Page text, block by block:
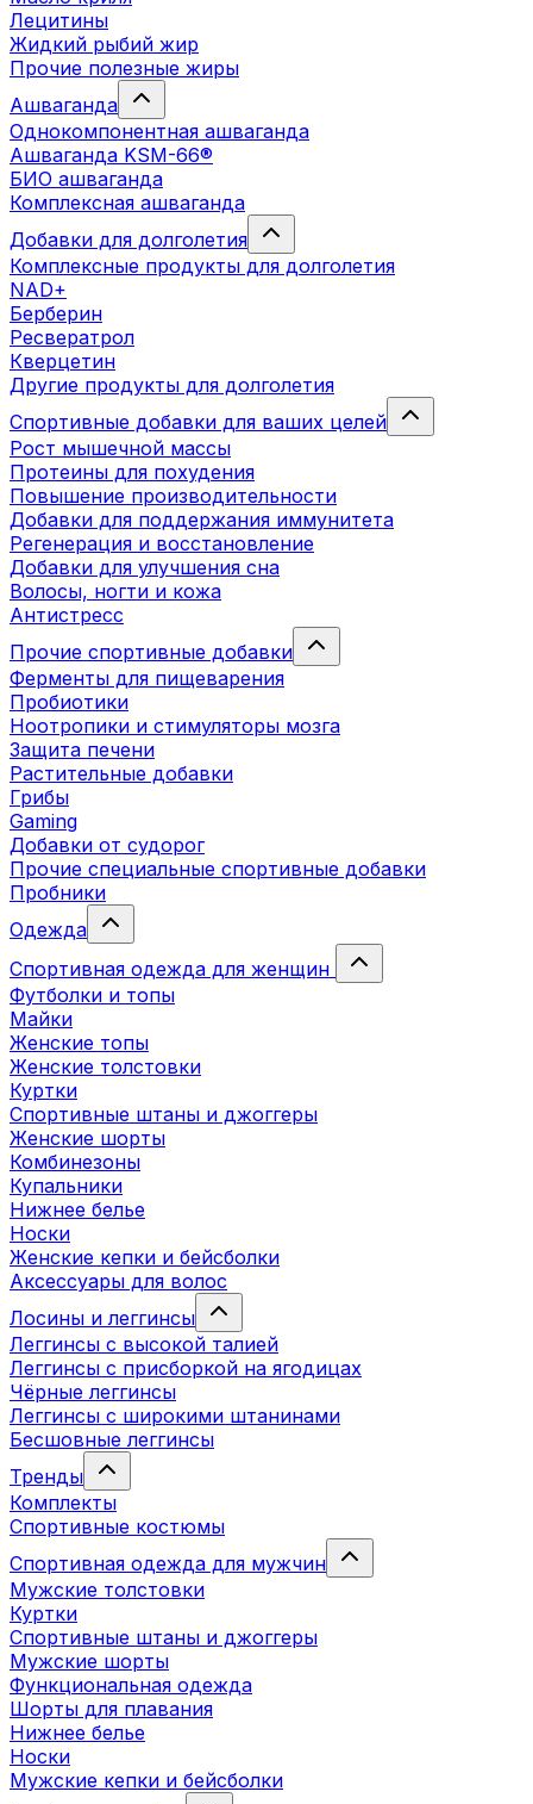
Лецитины
Жидкий рыбий жир
Прочие полезные жиры
Ашваганда
Однокомпонентная ашваганда
Ашваганда KSM-66®
БИО ашваганда
Комплексная ашваганда
Добавки для долголетия
Комплексные продукты для долголетия
NAD+
Берберин
Ресвератрол
Кверцетин
Другие продукты для долголетия
Спортивные добавки для ваших целей
Рост мышечной массы
Протеины для похудения
Повышение производительности
Добавки для поддержания иммунитета
Регенерация и восстановление
Добавки для улучшения сна
Волосы, ногти и кожа
Антистресс
Прочие спортивные добавки
Ферменты для пищеварения
Пробиотики
Ноотропики и стимуляторы мозга
Защита печени
Растительные добавки
Грибы
Gaming
Добавки от судорог
Прочие специальные спортивные добавки
Пробники
Одежда
Спортивная одежда для женщин
Футболки и топы
Майки
Женские топы
Женские толстовки
Куртки
Спортивные штаны и джоггеры
Женские шорты
Комбинезоны
Купальники
Нижнее белье
Носки
Женские кепки и бейсболки
Аксессуары для волос
Лосины и леггинсы
Леггинсы с высокой талией
Леггинсы с присборкой на ягодицах
Чёрные леггинсы
Леггинсы с широкими штанинами
Бесшовные леггинсы
Тренды
Комплекты
Спортивные костюмы
Спортивная одежда для мужчин
Мужские толстовки
Куртки
Спортивные штаны и джоггеры
Мужские шорты
Функциональная одежда
Шорты для плавания
Нижнее белье
Носки
Мужские кепки и бейсболки